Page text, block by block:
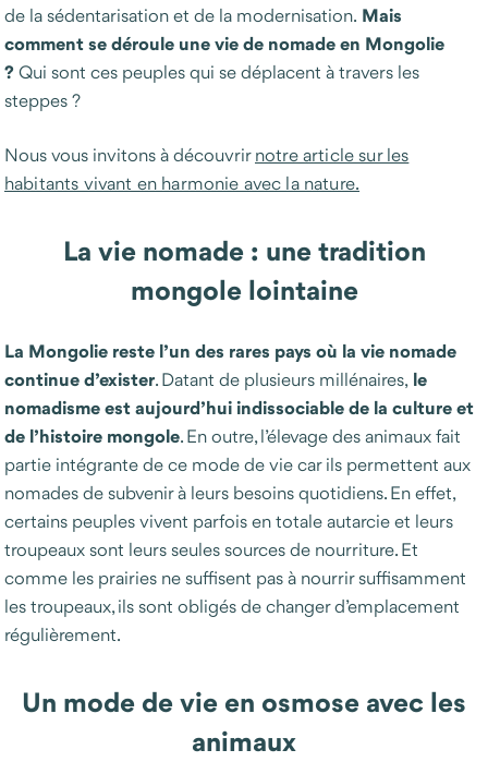
de la sédentarisation et de la modernisation. Mais
comment se déroule une vie de nomade en Mongolie
?Qui sont ces peuples qui se déplacent à travers les
steppes ?
Nous vous invitons à découvrirnotre article sur les
habitants vivant en harmonie avec la nature.
La vie nomade : une tradition
mongole lointaine
La Mongolie reste l’un des rares pays où la vie nomade
continue d’exister. Datant de plusieurs millénaires, le
nomadisme est aujourd’hui indissociable de la culture et
de l’histoire mongole. En outre, l’élevage des animaux fait
partie intégrante de ce mode de vie car ils permettent aux
nomades de subvenir à leurs besoins quotidiens. En effet,
certains peuples vivent parfois en totale autarcie et leurs
troupeaux sont leurs seules sources de nourriture. Et
comme les prairies ne suffisent pas à nourrir suffisamment
les troupeaux, ils sont obligés de changer d’emplacement
régulièrement.
Un mode de vie en osmose avec les
animaux